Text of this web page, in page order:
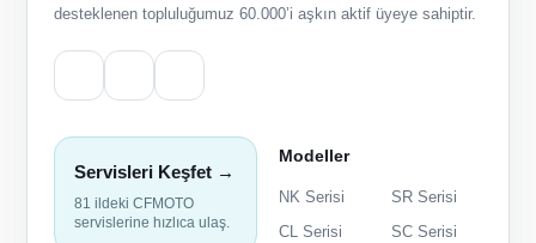
desteklenen topluluğumuz 60.000’i aşkın aktif üyeye sahiptir.
Servisleri Keşfet →
81 ildeki CFMOTO
servislerine hızlıca ulaş.
Modeller
NK Serisi
SR Serisi
CL Serisi
SC Serisi